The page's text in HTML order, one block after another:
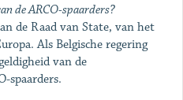
de ARCO-spaarders?
de Raad van State, van het
Als Belgische regering
van de
spaarders.